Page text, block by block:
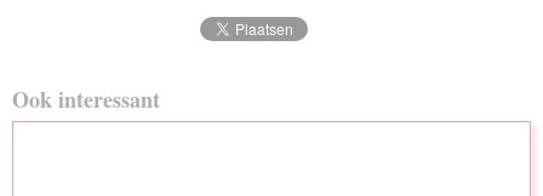
Ook interessant